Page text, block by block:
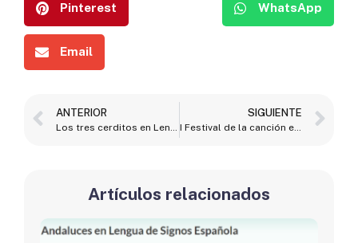
Pinterest WhatsApp
Email
ANTERIOR SIGUIENTE
I Festival de la canción en LSE en Ceuta
Artículos relacionados